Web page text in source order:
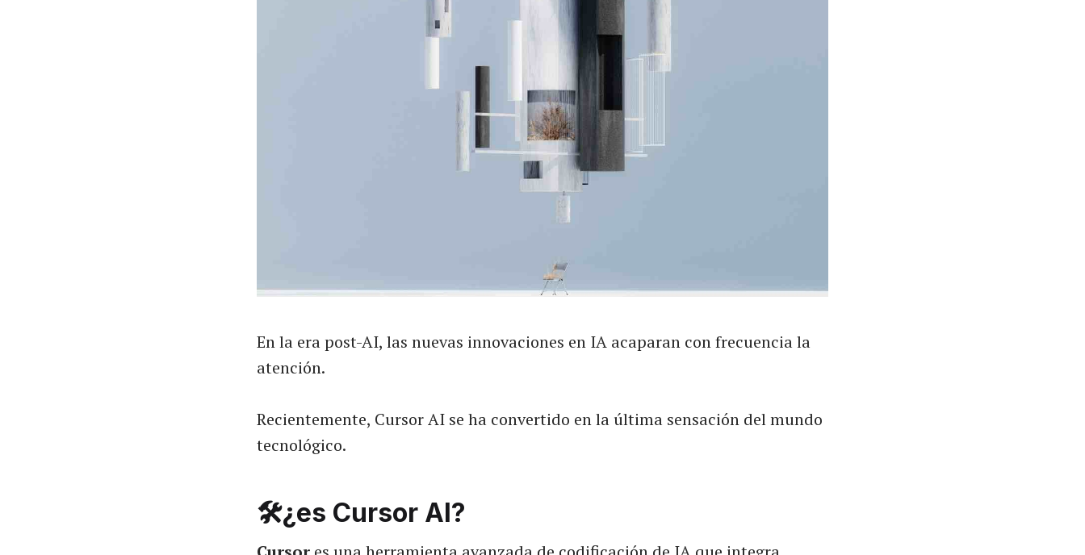
En la era post-AI, las nuevas innovaciones en IA acaparan con frecuencia la
atención.
Recientemente, Cursor AI se ha convertido en la última sensación del mundo
tecnológico.
🛠️¿es Cursor AI?